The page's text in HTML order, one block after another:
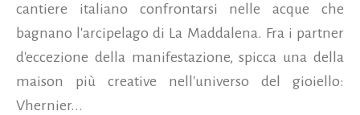
cantiere italiano confrontarsi nelle acque che
bagnano l'arcipelago di La Maddalena. Fra i partner
d'eccezione della manifestazione, spicca una della
maison più creative nell'universo del gioiello:
Vhernier...